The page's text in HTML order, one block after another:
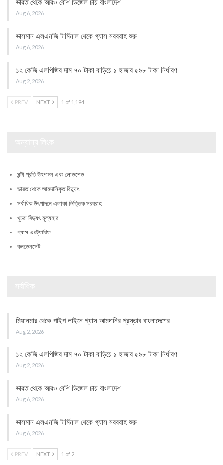
ভারত থেকে আরও বেশি ডিজেল চায় বাংলাদেশ
Aug 6, 2026
ভাসমান এলএনজি টার্মিনাল থেকে গ্যাস সরবরাহ শুরু
Aug 6, 2026
১২ কেজি এলপিজির দাম ৭০ টাকা বাড়িয়ে ১ হাজার ৫৯৮ টাকা নির্ধারণ
Aug 2, 2026
PREV NEXT 1 of 1,194
ঘন্টা প্রতি উৎপাদন এবং লোডশেড
ভারত থেকে আমদানিকৃত বিদ্যুৎ
সর্বাধিক উৎপাদনে এলাকা ভিত্তিক সরবরাহ
খুচরা বিদ্যুৎ মূল্যহার
গ্যাস এরট্যারিফ
কনডেনসেট
মিয়ানমার থেকে পাইপ লাইনে গ্যাস আমদানির প্রস্তাব বাংলাদেশের
Aug 2, 2026
১২ কেজি এলপিজির দাম ৭০ টাকা বাড়িয়ে ১ হাজার ৫৯৮ টাকা নির্ধারণ
Aug 2, 2026
ভারত থেকে আরও বেশি ডিজেল চায় বাংলাদেশ
Aug 6, 2026
ভাসমান এলএনজি টার্মিনাল থেকে গ্যাস সরবরাহ শুরু
Aug 6, 2026
PREV NEXT 1 of 2